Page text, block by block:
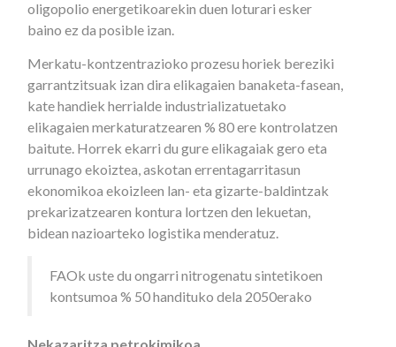
oligopolio energetikoarekin duen loturari esker
baino ez da posible izan.
Merkatu-kontzentrazioko prozesu horiek bereziki
garrantzitsuak izan dira elikagaien banaketa-fasean,
kate handiek herrialde industrializatuetako
elikagaien merkaturatzearen % 80 ere kontrolatzen
baitute. Horrek ekarri du gure elikagaiak gero eta
urrunago ekoiztea, askotan errentagarritasun
ekonomikoa ekoizleen lan- eta gizarte-baldintzak
prekarizatzearen kontura lortzen den lekuetan,
bidean nazioarteko logistika menderatuz.
FAOk uste du ongarri nitrogenatu sintetikoen
kontsumoa % 50 handituko dela 2050erako